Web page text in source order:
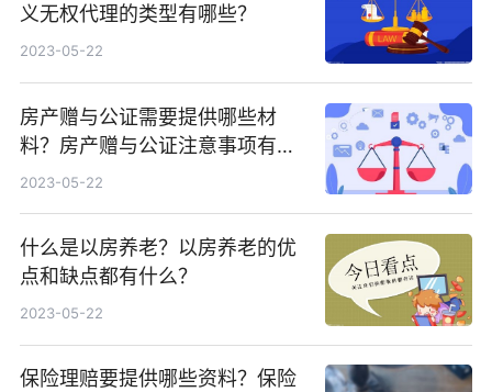
义无权代理的类型有哪些？
2023-05-22
房产赠与公证需要提供哪些材
料？房产赠与公证注意事项有哪
些？
2023-05-22
什么是以房养老？以房养老的优
点和缺点都有什么？
2023-05-22
保险理赔要提供哪些资料？保险